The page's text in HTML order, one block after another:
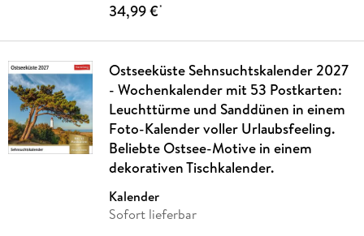
34,99 €*
Ostseeküste Sehnsuchtskalender 2027
- Wochenkalender mit 53 Postkarten:
Leuchttürme und Sanddünen in einem
Foto-Kalender voller Urlaubsfeeling.
Beliebte Ostsee-Motive in einem
dekorativen Tischkalender.
Kalender
Sofort lieferbar